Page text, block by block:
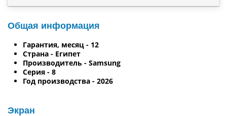
Общая информация
Гарантия, месяц - 12
Страна - Египет
Производитель - Samsung
Серия - 8
Год производства - 2026
Экран